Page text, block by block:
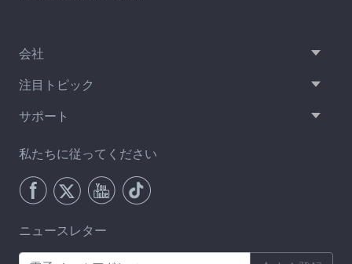
会社
注目トピック
サポート
私たちに従ってください
ニュースレター